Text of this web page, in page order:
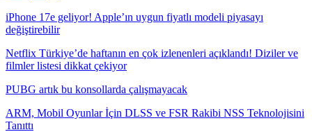
iPhone 17e geliyor! Apple’ın uygun fiyatlı modeli piyasayı
değiştirebilir
Netflix Türkiye’de haftanın en çok izlenenleri açıklandı! Diziler ve
filmler listesi dikkat çekiyor
PUBG artık bu konsollarda çalışmayacak
ARM, Mobil Oyunlar İçin DLSS ve FSR Rakibi NSS Teknolojisini
Tanıttı